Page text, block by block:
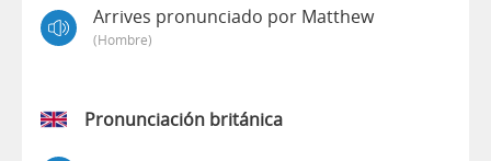
Arrives pronunciado por Matthew
(hombre)
Pronunciación británica